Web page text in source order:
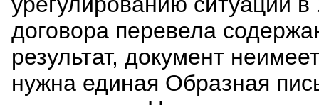
договора перевела
результат, документ
нужна единая Образная